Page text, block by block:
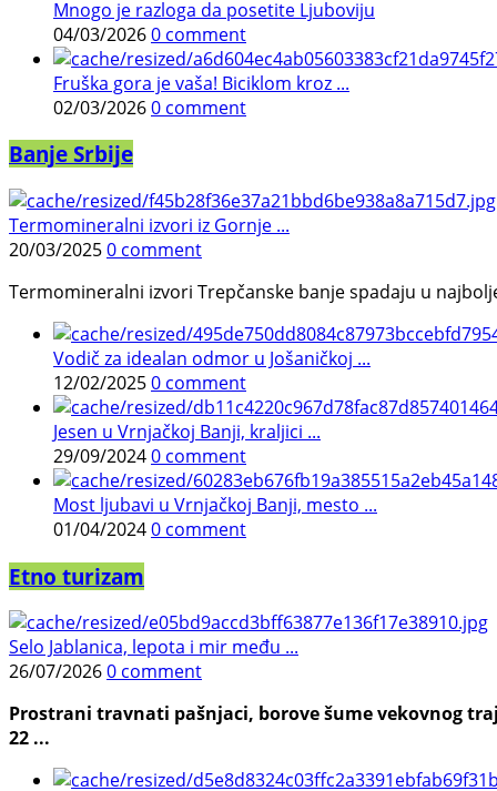
Mnogo je razloga da posetite Ljuboviju
04/03/20260 comment
Fruška gora je vaša! Biciklom kroz ...
02/03/20260 comment
Banje Srbije
Termomineralni izvori iz Gornje ...
20/03/20250 comment
Termomineralni izvori Trepčanske banje spadaju u
Vodič za idealan odmor u Jošaničkoj ...
12/02/20250 comment
Jesen u Vrnjačkoj Banji, kraljici ...
29/09/20240 comment
Most ljubavi u Vrnjačkoj Banji, mesto ...
01/04/20240 comment
Etno turizam
Selo Jablanica, lepota i mir među ...
26/07/20260 comment
Prostrani travnati pašnjaci, borove šume vekovnog
22 ...